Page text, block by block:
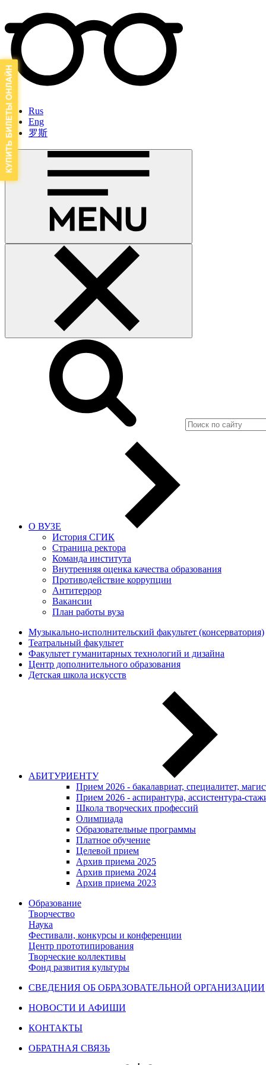
Rus
Eng
罗斯
О ВУЗЕ
История СГИК
Страница ректора
Команда института
Внутренняя оценка качества образования
Противодействие коррупции
Антитеррор
Вакансии
План работы вуза
Музыкально-исполнительский факультет (консерватория)
Театральный факультет
Факультет гуманитарных технологий и дизайна
Центр дополнительного образования
Детская школа искусств
АБИТУРИЕНТУ
Прием 2026 - бакалавриат, специалитет,
Прием 2026 - аспирантура, ассистентура-
Школа творческих профессий
Олимпиада
Образовательные программы
Платное обучение
Целевой прием
Архив приема 2025
Архив приема 2024
Архив приема 2023
Образование
Творчество
Наука
Фестивали, конкурсы и конференции
Центр прототипирования
Творческие коллективы
Фонд развития культуры
СВЕДЕНИЯ ОБ ОБРАЗОВАТЕЛЬНОЙ ОРГАНИЗАЦИИ
НОВОСТИ И АФИШИ
КОНТАКТЫ
ОБРАТНАЯ СВЯЗЬ